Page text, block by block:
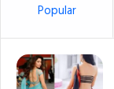
Popular